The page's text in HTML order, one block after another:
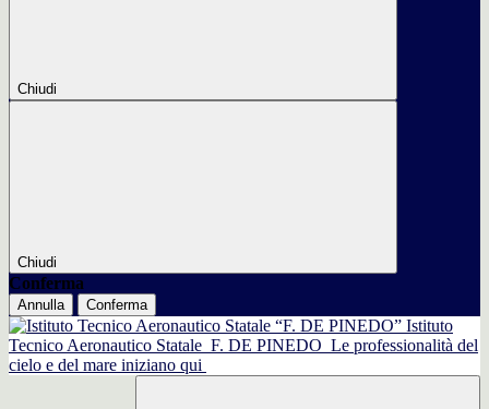
Chiudi
Chiudi
Conferma
Annulla Conferma
Istituto
Tecnico Aeronautico Statale F. DE PINEDO Le professionalità del
cielo e del mare iniziano qui